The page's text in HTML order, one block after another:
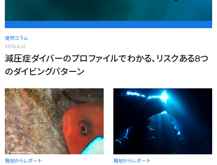
徒然コラム
2015.6.12
減圧症ダイバーのプロファイルでわかる、リスクある8つ
のダイビングパターン
現地からレポート
現地からレポート